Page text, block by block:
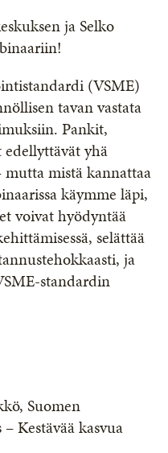
ja Selko
(VSME)
tavan vastata
Pankit,
yhä
mutta mistä kannattaa
käymme läpi,
voivat hyödyntää
selättää
ja
standardin
Suomen
Kestävää kasvua